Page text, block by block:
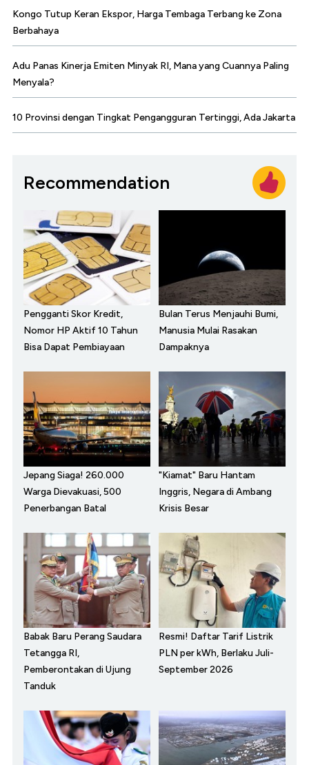
Kongo Tutup Keran Ekspor, Harga Tembaga Terbang ke Zona
Berbahaya
Adu Panas Kinerja Emiten Minyak RI, Mana yang Cuannya Paling
Menyala?
10 Provinsi dengan Tingkat Pengangguran Tertinggi, Ada Jakarta
Recommendation
Pengganti Skor Kredit,
Nomor HP Aktif 10 Tahun
Bisa Dapat Pembiayaan
Bulan Terus Menjauhi Bumi,
Manusia Mulai Rasakan
Dampaknya
Jepang Siaga! 260.000
Warga Dievakuasi, 500
Penerbangan Batal
"Kiamat" Baru Hantam
Inggris, Negara di Ambang
Krisis Besar
Babak Baru Perang Saudara
Tetangga RI,
Pemberontakan di Ujung
Tanduk
Resmi! Daftar Tarif Listrik
PLN per kWh, Berlaku Juli-
September 2026